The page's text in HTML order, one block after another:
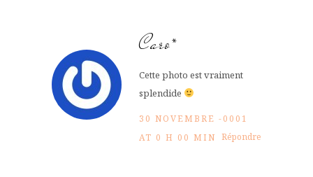
Caro*
Cette photo est vraiment
splendide
30 NOVEMBRE -0001
AT 0 H 00 MIN Répondre